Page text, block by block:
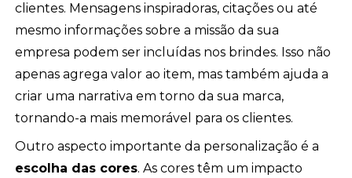
clientes. Mensagens inspiradoras, citações ou até
mesmo informações sobre a missão da sua
empresa podem ser incluídas nos brindes. Isso não
apenas agrega valor ao item, mas também ajuda a
criar uma narrativa em torno da sua marca,
tornando-a mais memorável para os clientes.
Outro aspecto importante da personalização é a
escolha das cores. As cores têm um impacto